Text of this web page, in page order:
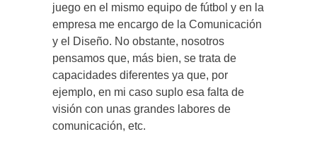
juego en el mismo equipo de fútbol y en la
empresa me encargo de la Comunicación
y el Diseño. No obstante, nosotros
pensamos que, más bien, se trata de
capacidades diferentes ya que, por
ejemplo, en mi caso suplo esa falta de
visión con unas grandes labores de
comunicación, etc.